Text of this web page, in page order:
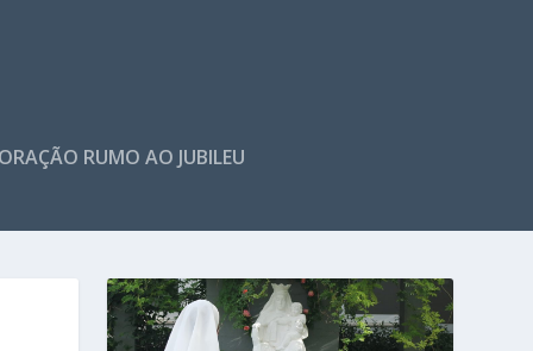
RUMO AO JUBILEU